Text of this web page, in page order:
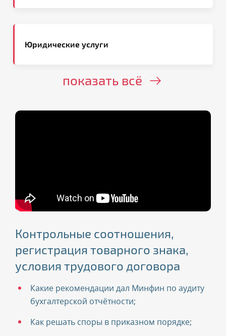
Юридические услуги
показать всё
Контрольные соотношения,
регистрация товарного знака,
условия трудового договора
Какие рекомендации дал Минфин по аудиту
бухгалтерской отчётности;
Как решать споры в приказном порядке;
Начисление допвзносов,
неналоговые платежи, ипотечные
каникулы
Декларация для УСН, изменения в
госзакупках, новые формы для
назначения больничных